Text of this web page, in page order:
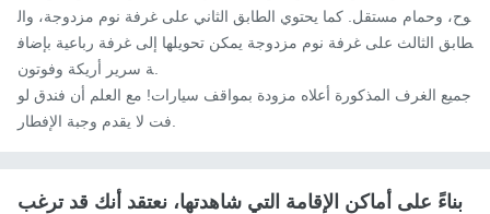
وح، وحمام مستقل. كما يحتوي الطابق الثاني على غرفة نوم مزدوجة، وال
طابق الثالث على غرفة نوم مزدوجة يمكن تحويلها إلى غرفة رباعية بإضاف
ة سرير أريكة وفوتون.
جميع الغرف المذكورة أعلاه مزودة بمواقف سيارات! مع العلم أن فندق لو
بناءً على أماكن الإقامة التي شاهدتها، نعتقد أنك قد ترغب